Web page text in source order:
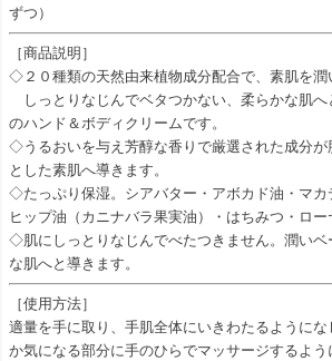
ずつ）
［商品説明］
◇２０種類の天然由来植物成分配合で、素肌を潤
しっとりなじんでベタつかない、柔らかな肌へ
のハンド＆ボディクリームです。
◇うるおいを与え芳醇な香りで厳選された成分が
とした素肌へ導きます。
◇たっぷり保湿。シアバター・アボカド油・マカ
ヒップ油（カニナバラ果実油）・はちみつ・ロー
◇肌にしっとりなじんでべたつきません。潤いベ
な肌へと導きます。
［使用方法］
適量を手に取り、手肌全体にいきわたるように
か気になる部分に手のひらでマッサージするよう